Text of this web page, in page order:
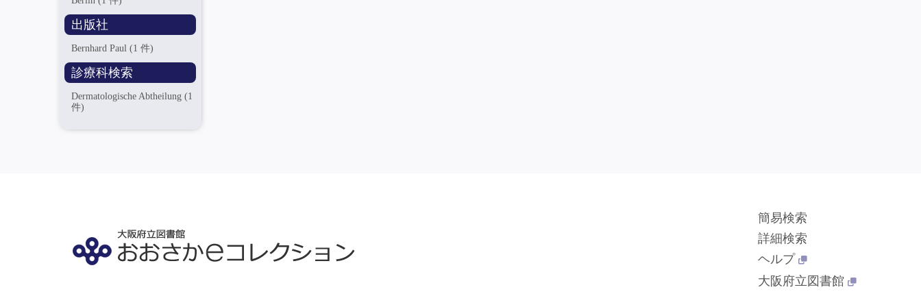
出版社
Bernhard Paul(1 件)
診療科検索
Dermatologische Abtheilung(1
件)
簡易検索
詳細検索
ヘルプ
大阪府立図書館